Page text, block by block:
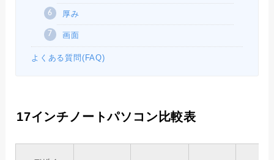
厚み
画面
よくある質問(FAQ)
17インチノートパソコン比較表